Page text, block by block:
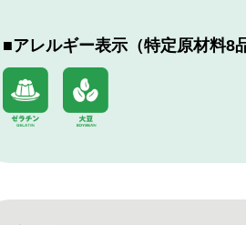
■アレルギー表示（特定原材料8